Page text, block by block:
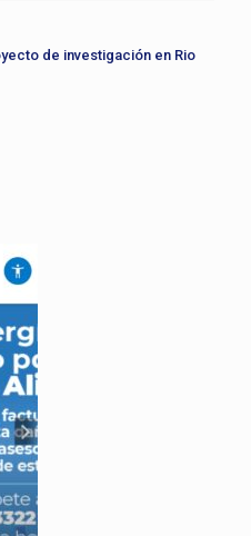
de investigación en Rio